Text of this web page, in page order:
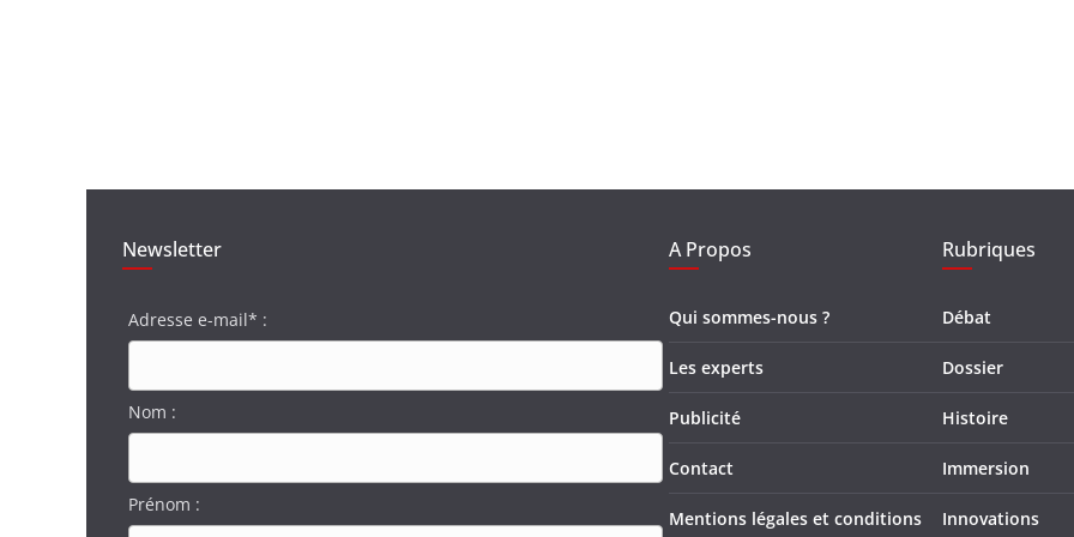
Newsletter
Adresse e-mail* :
Nom :
Prénom :
A Propos
Qui sommes-nous ?
Les experts
Publicité
Contact
Mentions légales et conditions
Rubriques
Débat
Dossier
Histoire
Immersion
Innovations